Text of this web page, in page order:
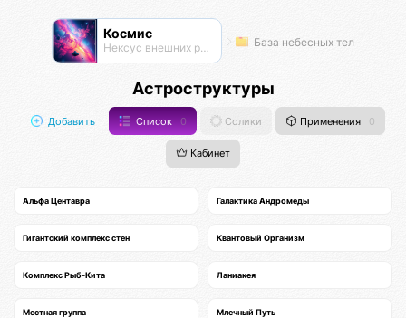
Космис
Нексус внешних рубежей База небесных тел
Астроструктуры
Добавить Список 0 Солики Применения 0
Кабинет
Альфа Центавра Галактика Андромеды
Гигантский комплекс стен Квантовый Организм
Комплекс Рыб-Кита Ланиакея
Местная группа Млечный Путь